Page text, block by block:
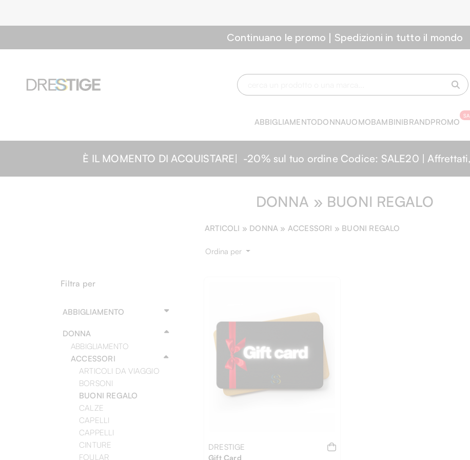
Continuano le promo | Spedizioni in tutto il mondo
ABBIGLIAMENTODONNAUOMOBAMBINIBRANDPROMO
È IL MOMENTO DI ACQUISTARE| -20% sul tuo ordine Codice: SALE20 |
DONNA » BUONI REGALO
ARTICOLI » DONNA » ACCESSORI » BUONI REGALO
Ordina per
Filtra per
ABBIGLIAMENTO
DONNA
ABBIGLIAMENTO
ACCESSORI
ARTICOLI DA VIAGGIO
BORSONI
BUONI REGALO
CALZE
CAPELLI
CAPPELLI
CINTURE
FOULAR
DRESTIGE
Gift Card